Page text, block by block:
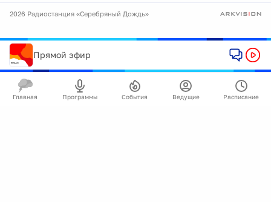
2026 Радиостанция «Серебряный Дождь»
Прямой эфир
Главная Программы События Ведущие Расписание